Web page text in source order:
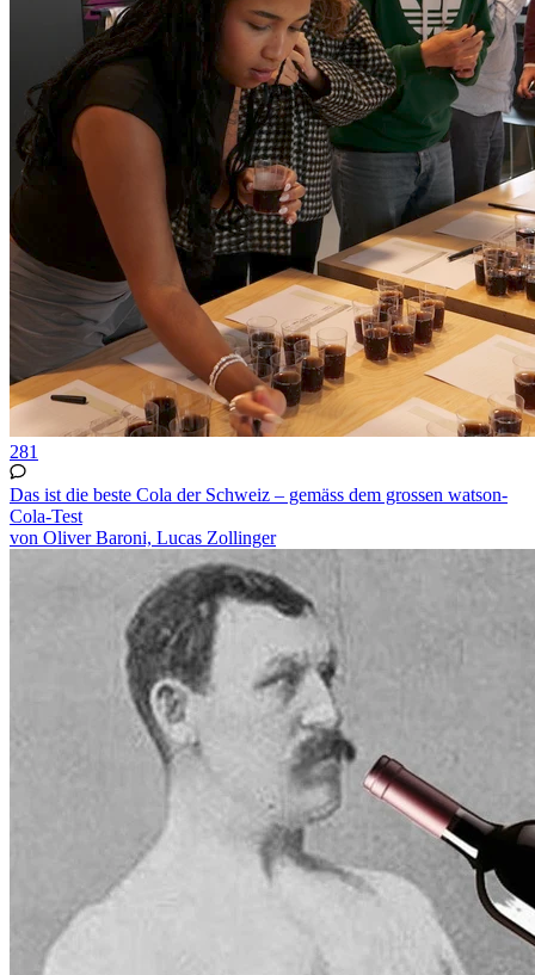
281
Das ist die beste Cola der Schweiz – gemäss dem grossen watson-
Cola-Test
von Oliver Baroni, Lucas Zollinger